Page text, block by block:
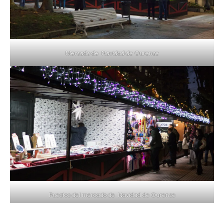
Mercado de Navidad de Ourense
Puestos del mercado de Navidad de Ourense